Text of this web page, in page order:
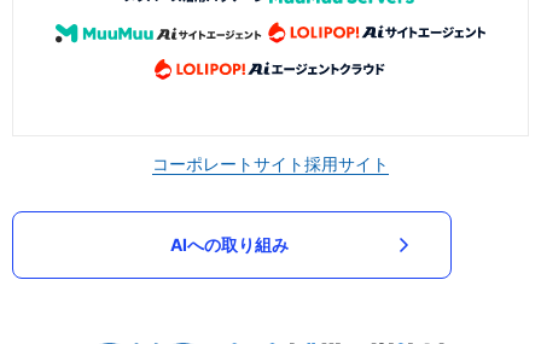
コーポレートサイト採用サイト
AIへの取り組み